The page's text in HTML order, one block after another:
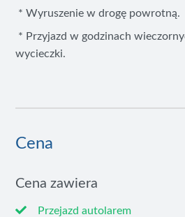
* Wyruszenie w drogę powrotną.
* Przyjazd w godzinach
wycieczki.
Cena
Cena zawiera
Przejazd autolarem